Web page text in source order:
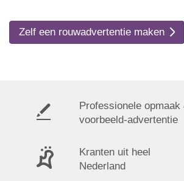
Zelf een rouwadvertentie maken
Professionele opmaak
voorbeeld-advertentie
Kranten uit heel
Nederland